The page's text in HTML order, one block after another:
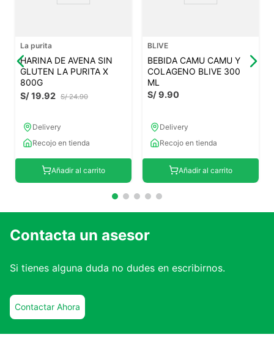
La purita
HARINA DE AVENA SIN
GLUTEN LA PURITA X
800G
S/ 24.90
S/19.92
Delivery
Recojo en tienda
Añadir al carrito
BLIVE
BEBIDA CAMU CAMU Y
COLAGENO BLIVE 300
ML
S/9.90
Delivery
Recojo en tienda
Añadir al carrito
Contacta un asesor
Si tienes alguna duda no dudes en escribirnos.
Contactar Ahora